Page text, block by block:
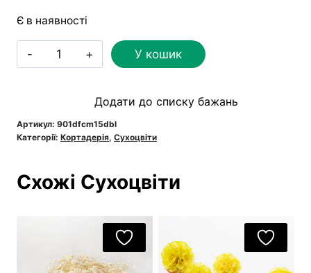
Є в наявності
Пампасна
трава
кількість
У кошик
Додати до списку бажань
Артикул: 901dfcm15dbl
Категорії: Кортадерія, Сухоцвіти
Схожі Сухоцвіти